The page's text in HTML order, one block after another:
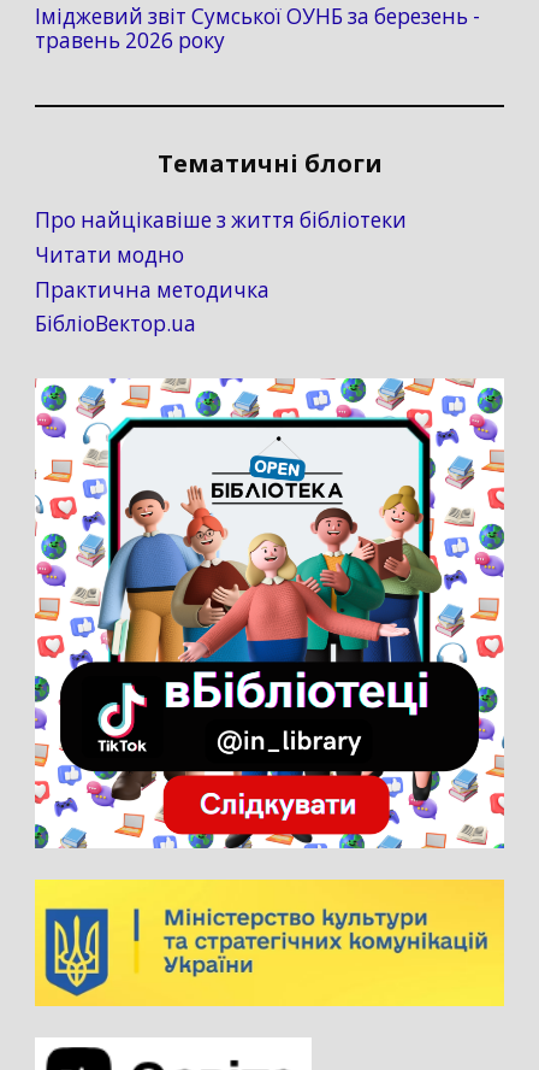
Іміджевий звіт Сумської ОУНБ за березень -
травень 2026 року
Тематичні блоги
Про найцікавіше з життя бібліотеки
Читати модно
Практична методичка
БібліоВектор.ua